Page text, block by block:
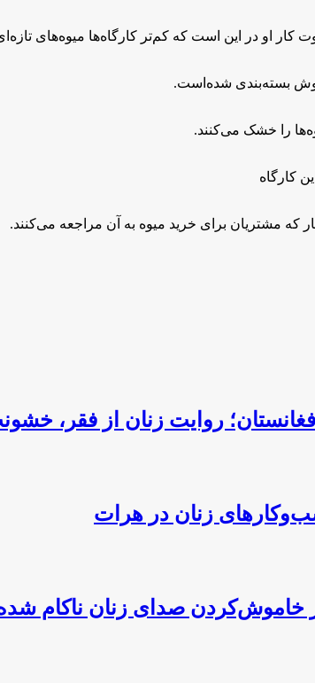
کار او در این است که کم‌تر کارگاه‌ها میوه‌های
بسته‌بندی شده‌است.
را خشک می‌کنند.
کارگاه
که مشتریان برای خرید میوه به آن مراجعه می‌کنند.
روایت زنان از فقر،
زنان در هرات
خاموش‌کردن صدای زنان ناکام